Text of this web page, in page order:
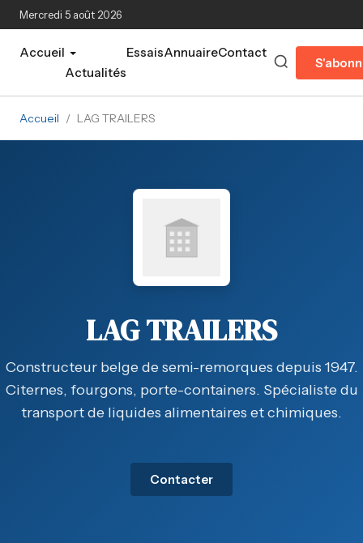
Aller au contenu principal
Mercredi 5 août 2026
Accueil
Actualités
EssaisAnnuaireContact
Accueil / LAG TRAILERS
LAG TRAILERS
Constructeur belge de semi-remorques depuis 1947.
Citernes, fourgons, porte-containers. Spécialiste du
transport de liquides alimentaires et chimiques.
Contacter